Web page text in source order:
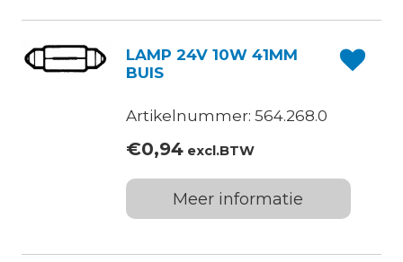
LAMP 24V 10W 41MM
BUIS
Artikelnummer: 564.268.0
€0,94excl.BTW
Meer informatie